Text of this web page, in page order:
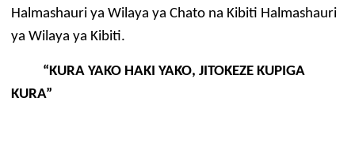
Halmashauri ya Wilaya ya Chato na Kibiti Halmashauri
ya Wilaya ya Kibiti.
“KURA YAKO HAKI YAKO, JITOKEZE KUPIGA
KURA”